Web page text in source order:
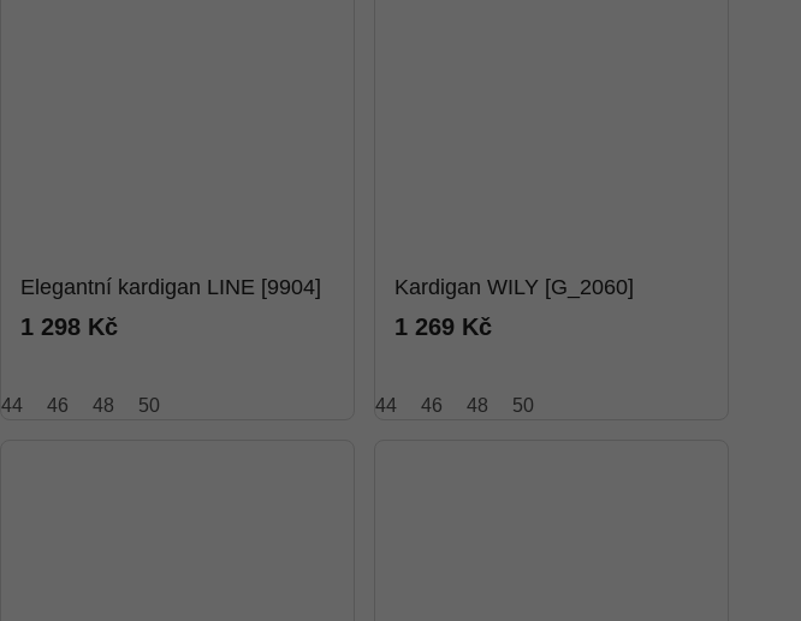
Elegantní kardigan LINE [9904]
1 298 Kč
44 46 48 50
Kardigan WILY [G_2060]
1 269 Kč
44 46 48 50